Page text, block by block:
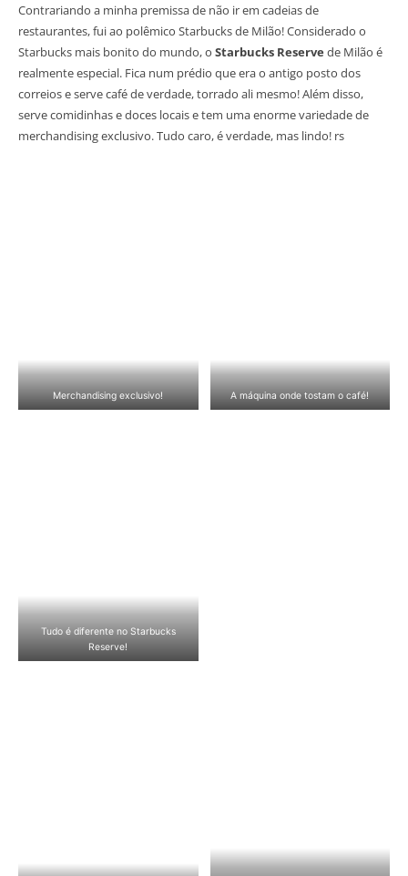
Contrariando a minha premissa de não ir em cadeias de
restaurantes, fui ao polêmico Starbucks de Milão! Considerado o
Starbucks mais bonito do mundo, o Starbucks Reserve de Milão é
realmente especial. Fica num prédio que era o antigo posto dos
correios e serve café de verdade, torrado ali mesmo! Além disso,
serve comidinhas e doces locais e tem uma enorme variedade de
merchandising exclusivo. Tudo caro, é verdade, mas lindo! rs
Merchandising exclusivo! A máquina onde tostam o café!
Tudo é diferente no Starbucks
Reserve!